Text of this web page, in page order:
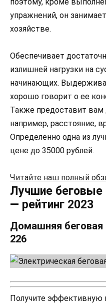
упражнений, он
хозяйстве.
Обеспечивает
излишней нагрузки на
начинающих.
хорошо говорит о ее
Также предоставит
например, расстояние,
Определенно одна из
цене до 35000 рублей.
Читайте наш полный
Лучшие
— рейтинг 2023
Домашняя
226
Получите